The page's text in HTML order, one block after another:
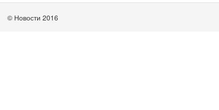
© Новости 2016